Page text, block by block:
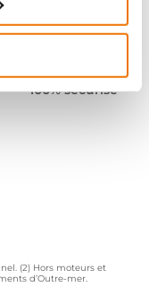
Paiement
100% sécurisé
(2) Hors moteurs et
d’Outre-mer.